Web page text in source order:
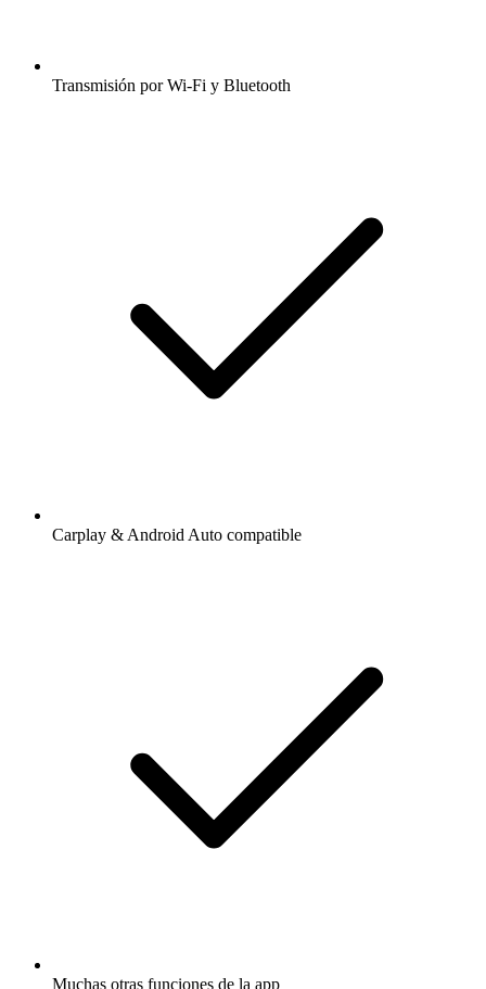
Transmisión por Wi-Fi y Bluetooth
Carplay & Android Auto compatible
Muchas otras funciones de la app